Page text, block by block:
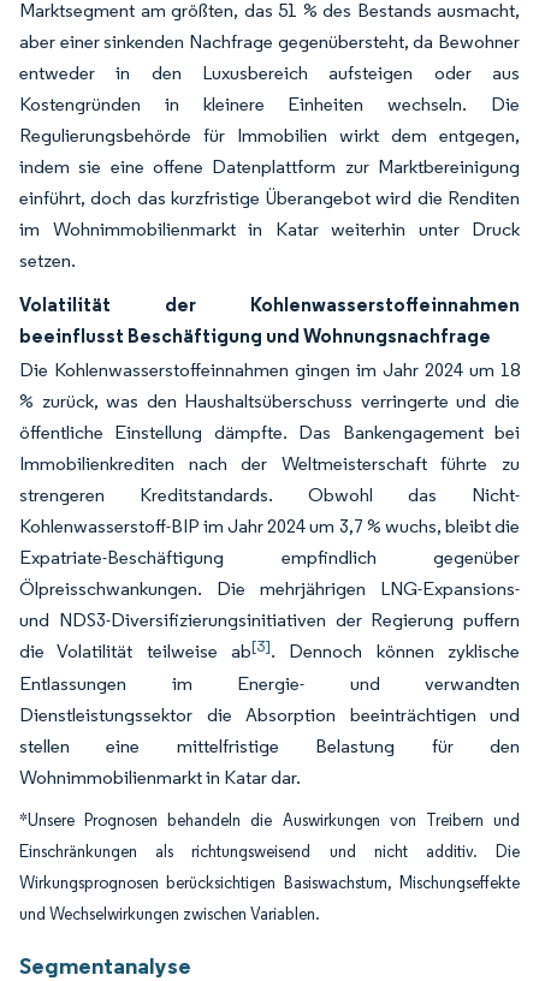
Marktsegment am größten, das 51 % des Bestands ausmacht,
aber einer sinkenden Nachfrage gegenübersteht, da Bewohner
entweder in den Luxusbereich aufsteigen oder aus
Kostengründen in kleinere Einheiten wechseln. Die
Regulierungsbehörde für Immobilien wirkt dem entgegen,
indem sie eine offene Datenplattform zur Marktbereinigung
einführt, doch das kurzfristige Überangebot wird die Renditen
im Wohnimmobilienmarkt in Katar weiterhin unter Druck
setzen.
Volatilität der Kohlenwasserstoffeinnahmen
beeinflusst Beschäftigung und Wohnungsnachfrage
Die Kohlenwasserstoffeinnahmen gingen im Jahr 2024 um 18
% zurück, was den Haushaltsüberschuss verringerte und die
öffentliche Einstellung dämpfte. Das Bankengagement bei
Immobilienkrediten nach der Weltmeisterschaft führte zu
strengeren Kreditstandards. Obwohl das Nicht-
Kohlenwasserstoff-BIP im Jahr 2024 um 3,7 % wuchs, bleibt die
Expatriate-Beschäftigung empfindlich gegenüber
Ölpreisschwankungen. Die mehrjährigen LNG-Expansions-
und NDS3-Diversifizierungsinitiativen der Regierung puffern
die Volatilität teilweise ab[3]. Dennoch können zyklische
Entlassungen im Energie- und verwandten
Dienstleistungssektor die Absorption beeinträchtigen und
stellen eine mittelfristige Belastung für den
Wohnimmobilienmarkt in Katar dar.
*Unsere Prognosen behandeln die Auswirkungen von Treibern und
Einschränkungen als richtungsweisend und nicht additiv. Die
Wirkungsprognosen berücksichtigen Basiswachstum, Mischungseffekte
und Wechselwirkungen zwischen Variablen.
Segmentanalyse